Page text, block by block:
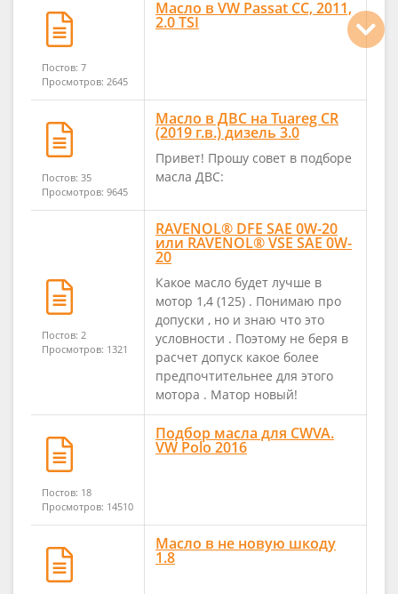
Постов: 7
Просмотров: 2645
Масло в VW Passat CC, 2011,
2.0 TSI
Постов: 35
Просмотров: 9645
Масло в ДВС на Tuareg CR
(2019 г.в.) дизель 3.0
Привет! Прошу совет в подборе
масла ДВС:
Постов: 2
Просмотров: 1321
RAVENOL® DFE SAE 0W-20
или RAVENOL® VSE SAE 0W-
20
Какое масло будет лучше в
мотор 1,4 (125) . Понимаю про
допуски , но и знаю что это
условности . Поэтому не беря в
расчет допуск какое более
предпочтительнее для этого
мотора . Матор новый!
Постов: 18
Просмотров: 14510
Подбор масла для CWVA.
VW Polo 2016
Масло в не новую шкоду
1.8